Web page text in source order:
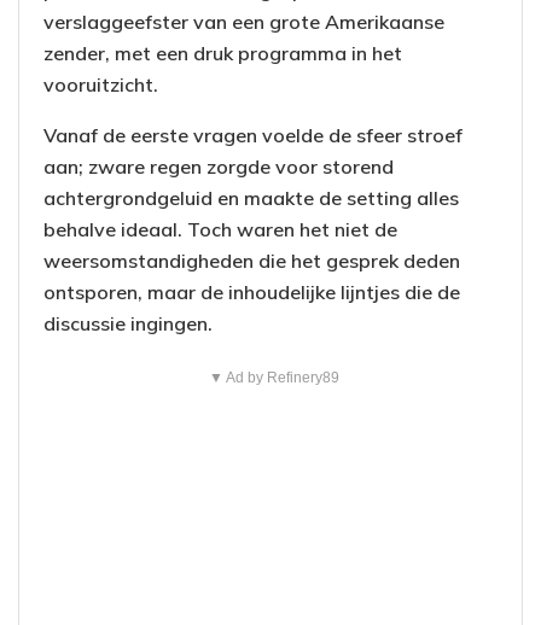
verslaggeefster van een grote Amerikaanse
zender, met een druk programma in het
vooruitzicht.
Vanaf de eerste vragen voelde de sfeer stroef
aan; zware regen zorgde voor storend
achtergrondgeluid en maakte de setting alles
behalve ideaal. Toch waren het niet de
weersomstandigheden die het gesprek deden
ontsporen, maar de inhoudelijke lijntjes die de
discussie ingingen.
▼ Ad by Refinery89